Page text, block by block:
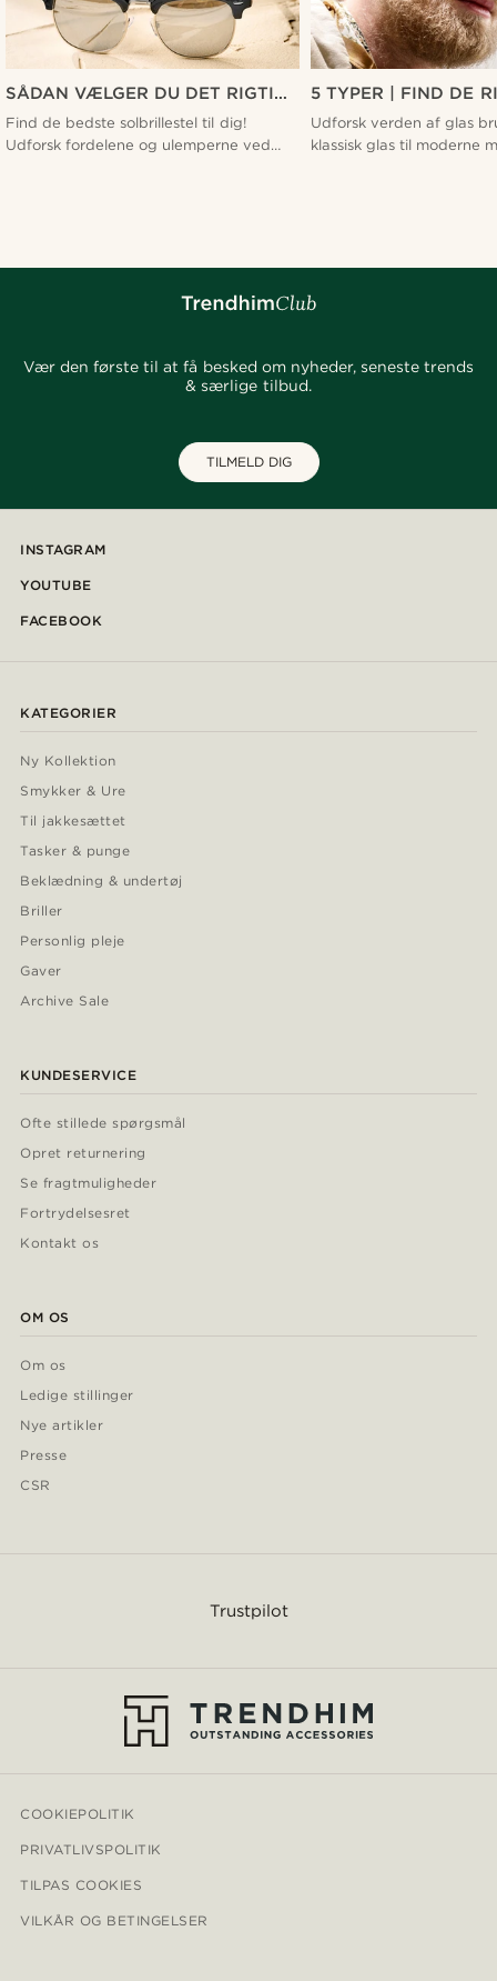
SÅDAN VÆLGER DU DET RIGTIGE
STELMATERIALE TIL DINE
SOLBRILLER | FORDELE OG
Find de bedste solbrillestel til dig!
Udforsk fordelene og ulemperne ved
5 TYPER | FIND DE
SOLBRILLEGLAS TIL
Udforsk verden af glas
klassisk glas til moderne
Vær den første til at få besked om nyheder, seneste trends
& særlige tilbud.
TILMELD DIG
INSTAGRAM
YOUTUBE
FACEBOOK
KATEGORIER
Ny Kollektion
Smykker & Ure
Til jakkesættet
Tasker & punge
Beklædning & undertøj
Briller
Personlig pleje
Gaver
Archive Sale
KUNDESERVICE
Ofte stillede spørgsmål
Opret returnering
Se fragtmuligheder
Fortrydelsesret
Kontakt os
OM OS
Om os
Ledige stillinger
Nye artikler
Presse
CSR
Trustpilot
COOKIEPOLITIK
PRIVATLIVSPOLITIK
TILPAS COOKIES
VILKÅR OG BETINGELSER